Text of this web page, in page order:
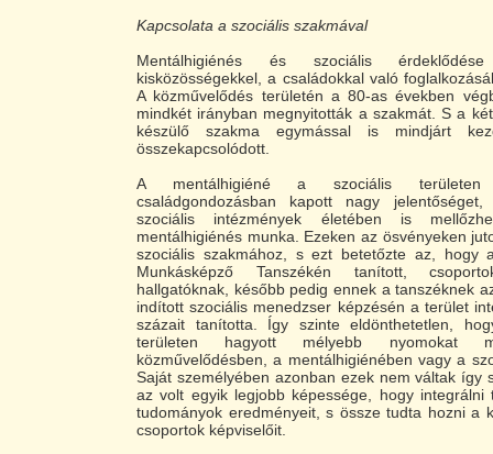
Kapcsolata a szociális szakmával
Mentálhigiénés és szociális
kisközösségekkel, a családokkal való
A közművelődés területén a 80-as években
mindkét irányban megnyitották a szakmát. S a
készülő szakma egymással is mindjárt
összekapcsolódott.
A mentálhigiéné a szociális
családgondozásban kapott nagy
szociális intézmények életében is
mentálhigiénés munka. Ezeken az ösvényeken
szociális szakmához, s ezt betetőzte az, hogy
Munkásképző Tanszékén tanított,
hallgatóknak, később pedig ennek a tanszéknek
indított szociális menedzser képzésén a terület
százait tanította. Így szinte eldönthetetlen,
területen hagyott mélyebb
közművelődésben, a mentálhigiénében vagy a
Saját személyében azonban ezek nem váltak így
az volt egyik legjobb képessége, hogy integrálni
tudományok eredményeit, s össze tudta hozni a
csoportok képviselőit.